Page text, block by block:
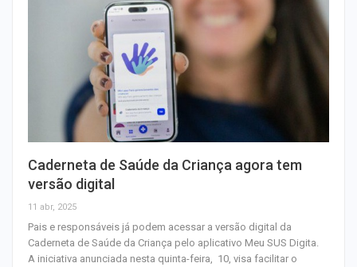
Caderneta de Saúde da Criança agora tem
versão digital
11 abr, 2025
Pais e responsáveis já podem acessar a versão digital da
Caderneta de Saúde da Criança pelo aplicativo Meu SUS Digita.
A iniciativa anunciada nesta quinta-feira, 10, visa facilitar o